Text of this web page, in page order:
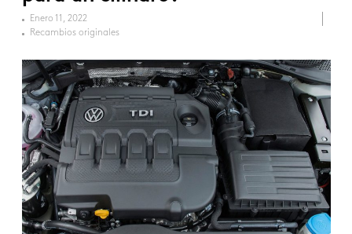
Enero 11, 2022
Recambios originales